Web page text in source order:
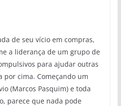
de seu vício em compras,
a liderança de um grupo de
para ajudar outras
por cima. Começando um
(Marcos Pasquim) e toda
parece que nada pode